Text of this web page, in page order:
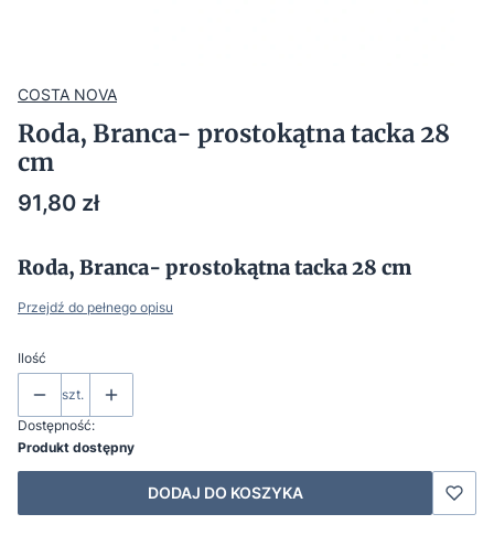
COSTA NOVA
Roda, Branca- prostokątna tacka 28
cm
Cena
91,80 zł
Roda, Branca- prostokątna tacka 28 cm
Przejdź do pełnego opisu
Ilość
szt.
Dostępność:
Produkt dostępny
DODAJ DO KOSZYKA